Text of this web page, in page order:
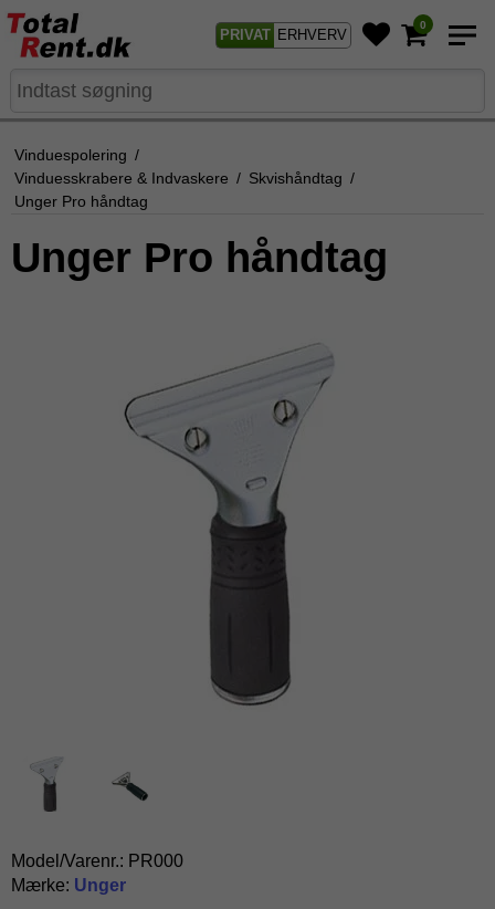
PRIVAT ERHVERV
0
Vinduespolering /
Vinduesskrabere & Indvaskere / Skvishåndtag /
Unger Pro håndtag
Unger Pro håndtag
Model/Varenr.: PR000
Mærke: Unger